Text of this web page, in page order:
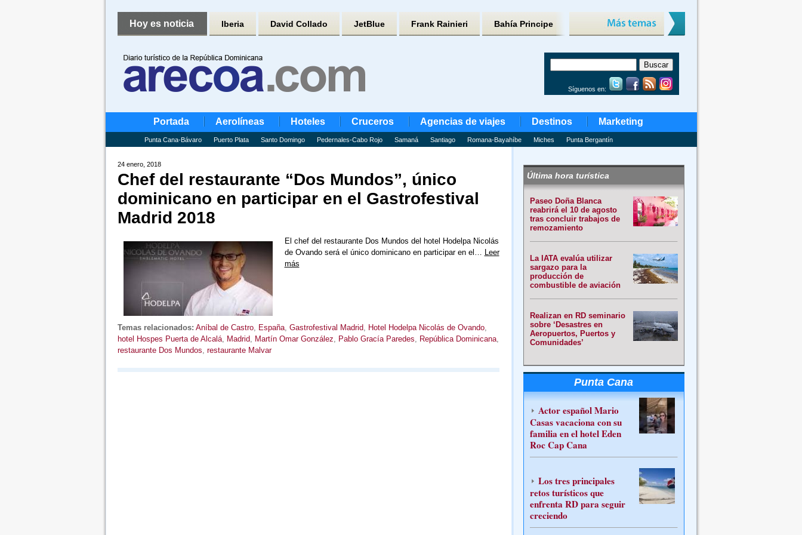
Hoy es noticia Iberia David Collado JetBlue Frank Rainieri Bahía Principe
Síguenos en:
Portada Aerolíneas Hoteles Cruceros Agencias de viajes Destinos Marketing
Punta Cana-Bávaro Puerto Plata Santo Domingo Pedernales-Cabo Rojo Samaná Santiago Romana-Bayahíbe Miches Punta Bergantín
24 enero, 2018
Chef del restaurante “Dos Mundos”, único
dominicano en participar en el Gastrofestival
Madrid 2018
El chef del restaurante Dos Mundos del hotel Hodelpa Nicolás
de Ovando será el único dominicano en participar en el… Leer
más
Temas relacionados: Aníbal de Castro, España, Gastrofestival Madrid, Hotel Hodelpa Nicolás de Ovando,
hotel Hospes Puerta de Alcalá, Madrid, Martín Omar González, Pablo Gracía Paredes, República Dominicana,
restaurante Dos Mundos, restaurante Malvar
Última hora turística
Paseo Doña Blanca
reabrirá el 10 de agosto
tras concluir trabajos de
remozamiento
La IATA evalúa utilizar
sargazo para la
producción de
combustible de aviación
Realizan en RD seminario
sobre ‘Desastres en
Aeropuertos, Puertos y
Comunidades’
Punta Cana
Actor español Mario
Casas vacaciona con su
familia en el hotel Eden
Roc Cap Cana
Los tres principales
retos turísticos que
enfrenta RD para seguir
creciendo